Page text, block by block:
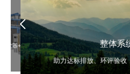
国内领先的废旧
YQD生物除臭一体化设备
三维工艺流程
器+YQWT喷淋碱洗涤塔设备+YQD生物除臭
一体化设备
整体系统
助力达标排放、环评验收，
三维工艺流程
YQCC脉冲除尘器+YQWT喷淋碱洗涤塔设备+YQD生物除臭